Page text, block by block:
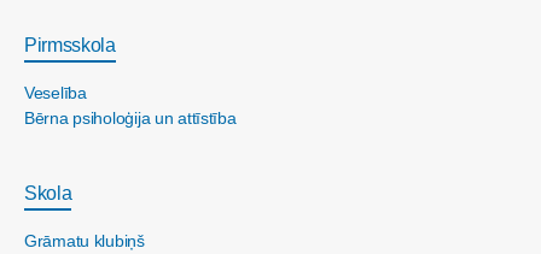
Pirmsskola
Veselība
Bērna psiholoģija un attīstība
Skola
Grāmatu klubiņš